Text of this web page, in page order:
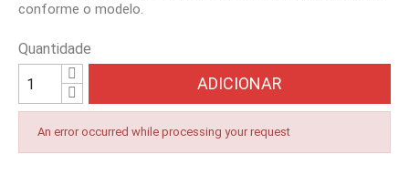
conforme o modelo.
Quantidade
ADICIONAR
An error occurred while processing your request